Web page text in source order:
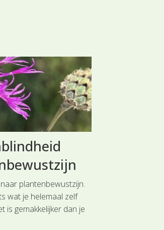
plantenbewustzijn.
wat je helemaal zelf
is gemakkelijker dan je